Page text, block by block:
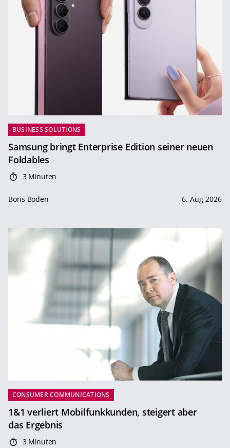
BUSINESS SOLUTIONS
Samsung bringt Enterprise Edition seiner neuen
Foldables
3 Minuten
Boris Boden 6. Aug 2026
CONSUMER COMMUNICATIONS
1&1 verliert Mobilfunkkunden, steigert aber
das Ergebnis
3 Minuten